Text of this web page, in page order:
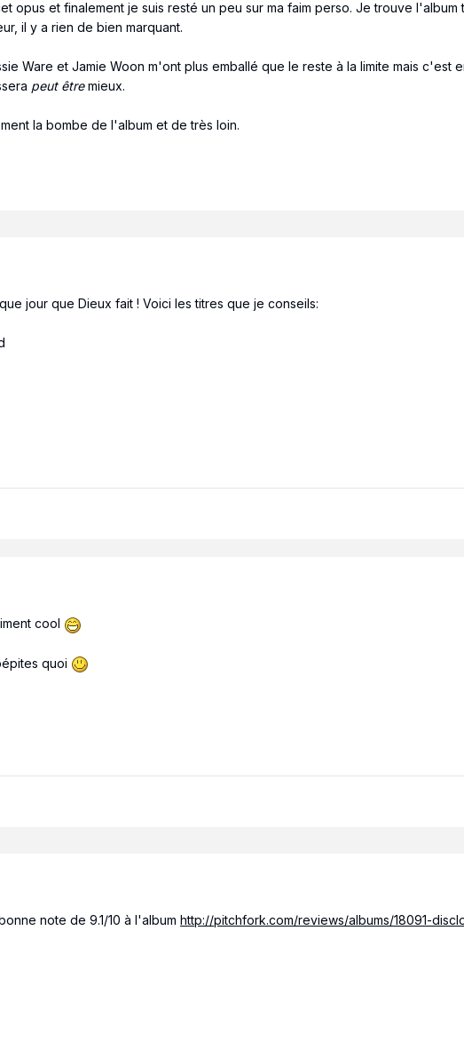
opus et finalement je suis resté un peu sur ma faim perso. Je trouve l'album
il y a rien de bien marquant.
Ware et Jamie Woon m'ont plus emballé que le reste à la limite mais
peut êtremieux.
la bombe de l'album et de très loin.
jour que Dieux fait ! Voici les titres que je conseils:
cool
quoi
note de 9.1/10 à l'album http://pitchfork.com/reviews/albums/18091-